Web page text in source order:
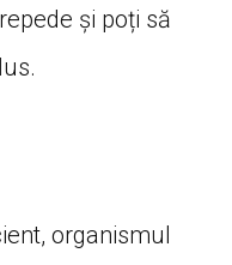
și poți să
organismul